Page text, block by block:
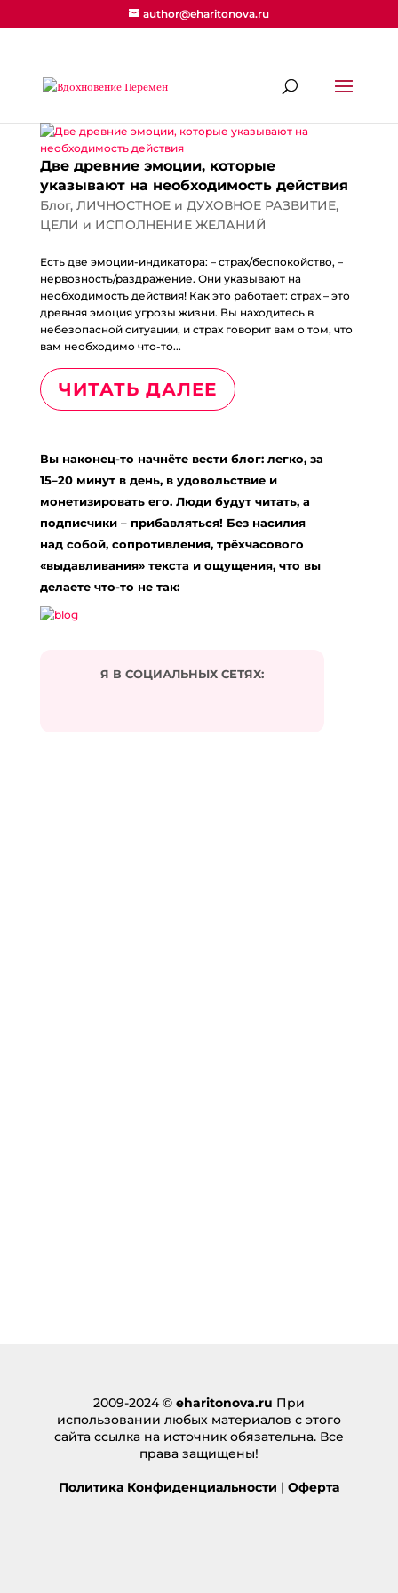
author@eharitonova.ru
Две древние эмоции, которые
указывают на необходимость действия
Блог, ЛИЧНОСТНОЕ и ДУХОВНОЕ РАЗВИТИЕ,
ЦЕЛИ и ИСПОЛНЕНИЕ ЖЕЛАНИЙ
Есть две эмоции-индикатора: – страх/беспокойство, –
нервозность/раздражение. Они указывают на
необходимость действия! Как это работает: страх – это
древняя эмоция угрозы жизни. Вы находитесь в
небезопасной ситуации, и страх говорит вам о том, что
вам необходимо что-то...
ЧИТАТЬ ДАЛЕЕ
Вы наконец-то начнёте вести блог: легко, за
15–20 минут в день, в удовольствие и
монетизировать его. Люди будут читать, а
подписчики – прибавляться! Без насилия
над собой, сопротивления, трёхчасового
«выдавливания» текста и ощущения, что вы
делаете что-то не так:
Я В СОЦИАЛЬНЫХ СЕТЯХ:
2009-2024 © eharitonova.ru При
использовании любых материалов с этого
сайта ссылка на источник обязательна. Все
права защищены!
Политика Конфиденциальности | Оферта